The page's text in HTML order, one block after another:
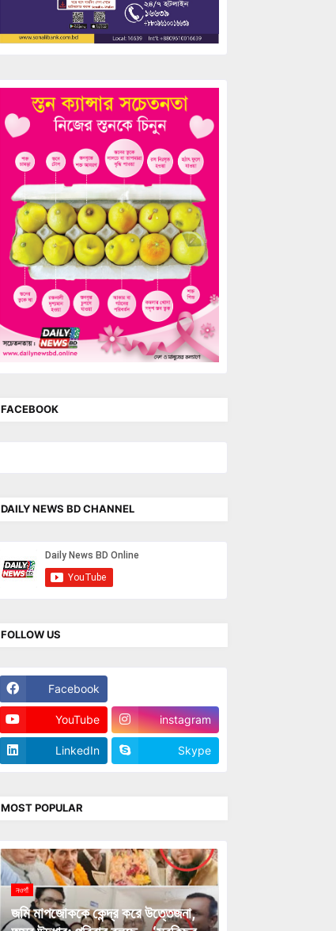
FACEBOOK
DAILY NEWS BD CHANNEL
FOLLOW US
Facebook
YouTube instagram
LinkedIn Skype
MOST POPULAR
নওগাঁ
জমি মাপজোককে কেন্দ্র করে উত্তেজনা,